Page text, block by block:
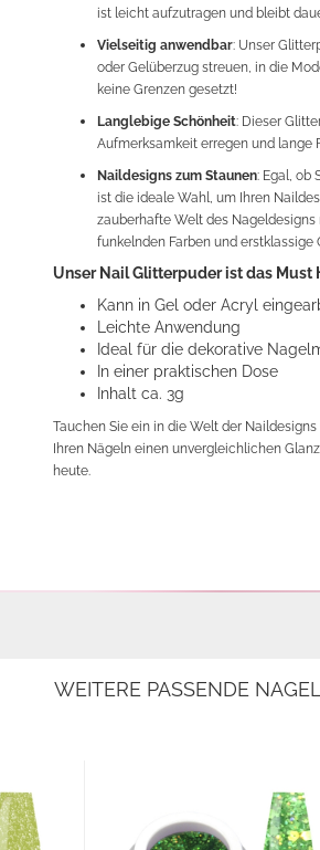
ist leicht aufzutragen und bleibt
Vielseitig anwendbar: Unser
oder Gelüberzug streuen, in die
keine Grenzen gesetzt!
Langlebige Schönheit: Dieser
Aufmerksamkeit erregen und lange
Naildesigns zum Staunen: Egal, ob
ist die ideale Wahl, um Ihren
zauberhafte Welt des
funkelnden Farben und
Unser Nail Glitterpuder ist das
Kann in Gel oder Acryl
Leichte Anwendung
Ideal für die dekorative
In einer praktischen Dose
Inhalt ca. 3g
Tauchen Sie ein in die Welt der
Ihren Nägeln einen unvergleichlichen
heute.
WEITERE PASSENDE